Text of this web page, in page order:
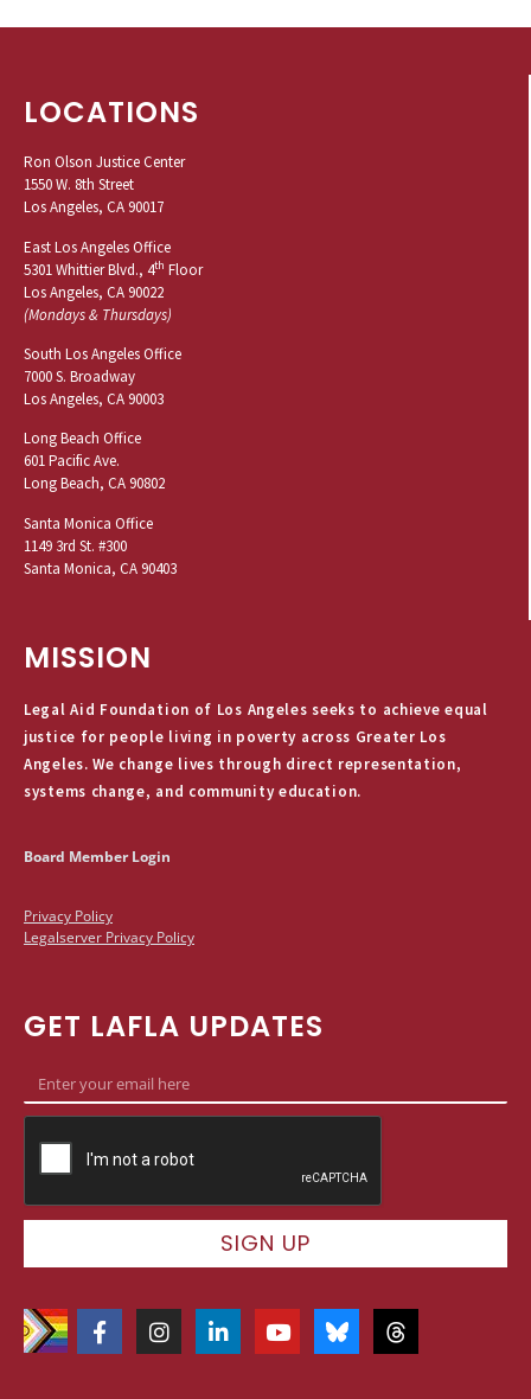
LOCATIONS
Ron Olson Justice Center
1550 W. 8th Street
Los Angeles, CA 90017
East Los Angeles Office
5301 Whittier Blvd., 4th Floor
Los Angeles, CA 90022
(Mondays & Thursdays)
South Los Angeles Office
7000 S. Broadway
Los Angeles, CA 90003
Long Beach Office
601 Pacific Ave.
Long Beach, CA 90802
Santa Monica Office
1149 3rd St. #300
Santa Monica, CA 90403
MISSION
Legal Aid Foundation of Los Angeles seeks to achieve equal
justice for people living in poverty across Greater Los
Angeles. We change lives through direct representation,
systems change, and community education.
Board Member Login
Privacy Policy
Legalserver Privacy Policy
GET LAFLA UPDATES
SIGN UP